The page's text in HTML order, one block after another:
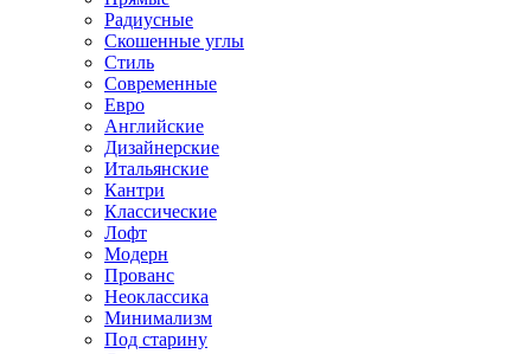
Радиусные
Скошенные углы
Стиль
Современные
Евро
Английские
Дизайнерские
Итальянские
Кантри
Классические
Лофт
Модерн
Прованс
Неоклассика
Минимализм
Под старину